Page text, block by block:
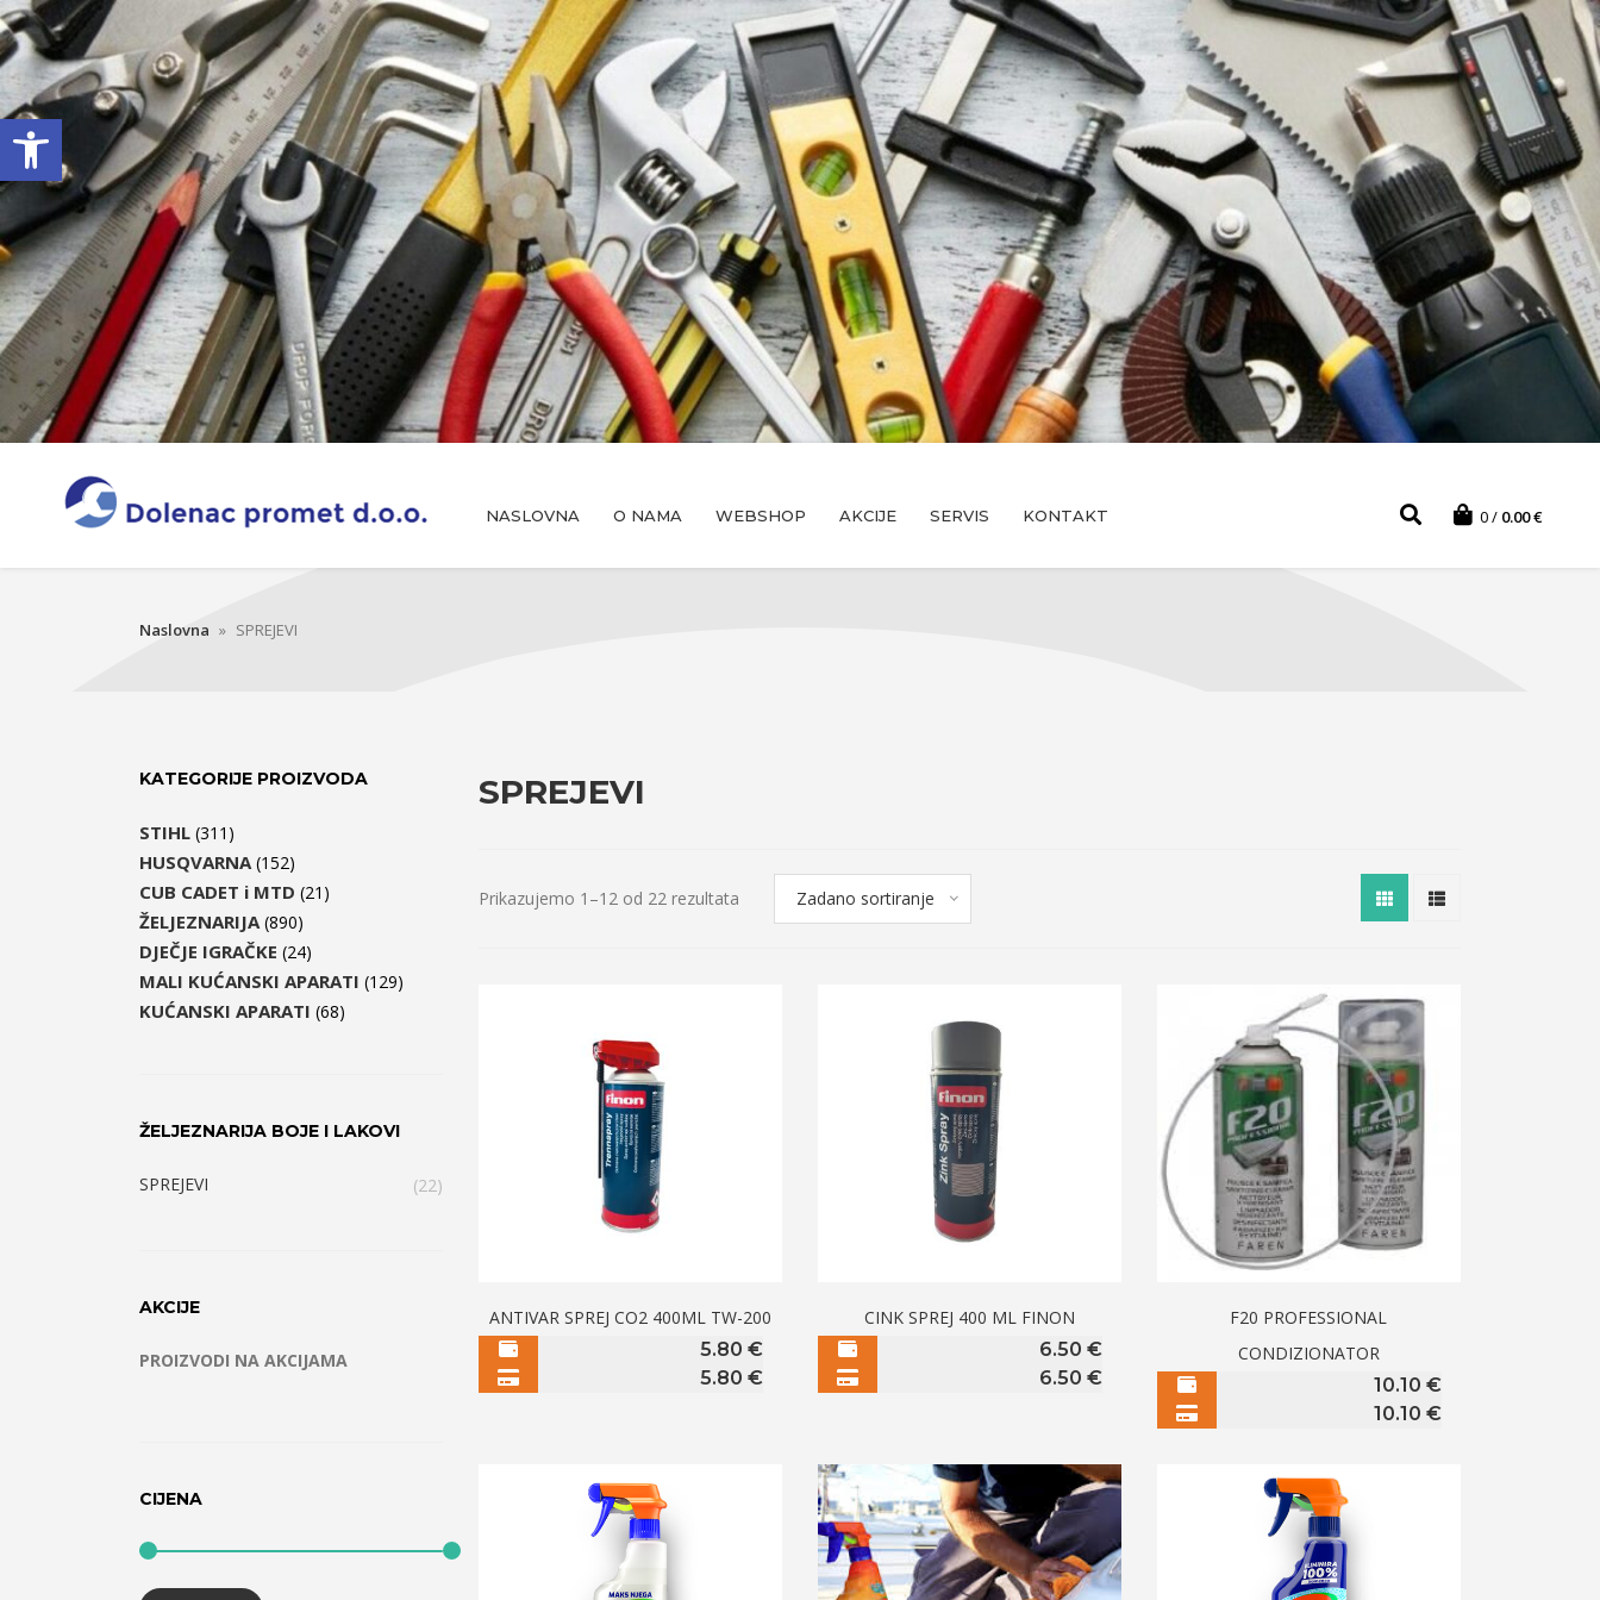
Open toolbar
0 0.00€
NASLOVNA O NAMA WEBSHOP AKCIJE SERVIS KONTAKT
Naslovna » SPREJEVI
SPREJEVI
Prikazujemo 1–12 od 22 rezultata Zadano sortiranje
ANTIVAR SPREJ CO2 400ML TW-200
5.80 €
5.80 €
CINK SPREJ 400 ML FINON
6.50 €
6.50 €
F20 PROFESSIONAL
CONDIZIONATOR
10.10 €
10.10 €
KATEGORIJE PROIZVODA
STIHL (311)
HUSQVARNA (152)
CUB CADET i MTD (21)
ŽELJEZNARIJA (890)
DJEČJE IGRAČKE (24)
MALI KUĆANSKI APARATI (129)
KUĆANSKI APARATI (68)
ŽELJEZNARIJA BOJE I LAKOVI
SPREJEVI (22)
AKCIJE
PROIZVODI NA AKCIJAMA
CIJENA